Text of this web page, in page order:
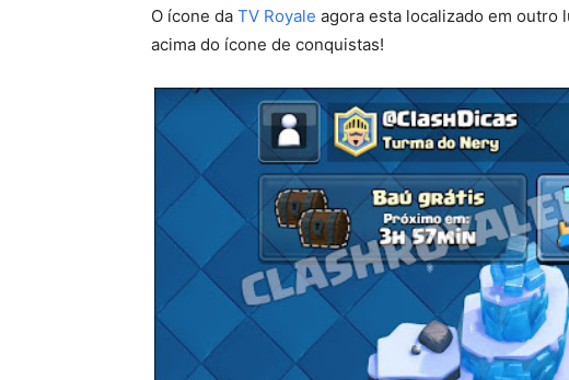
O ícone da TV Royale agora esta localizado em outro
acima do ícone de conquistas!